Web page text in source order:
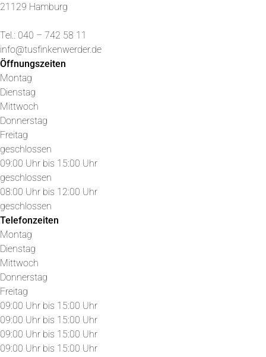
21129 Hamburg
Tel.: 040 – 742 58 11
info@tusfinkenwerder.de
Öffnungszeiten
Montag
Dienstag
Mittwoch
Donnerstag
Freitag
geschlossen
09:00 Uhr bis 15:00 Uhr
geschlossen
08:00 Uhr bis 12:00 Uhr
geschlossen
Telefonzeiten
Montag
Dienstag
Mittwoch
Donnerstag
Freitag
09:00 Uhr bis 15:00 Uhr
09:00 Uhr bis 15:00 Uhr
09:00 Uhr bis 15:00 Uhr
09:00 Uhr bis 15:00 Uhr